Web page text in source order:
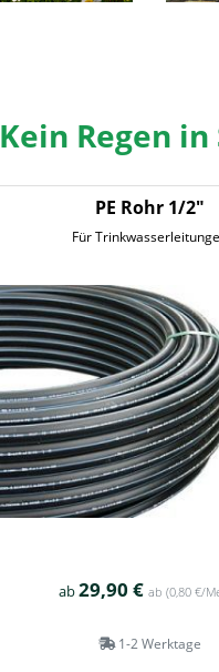
Kein Regen in
PE Rohr 1/2"
Für
ab29,90 € ab (0,80 €/
1-2 Werktage